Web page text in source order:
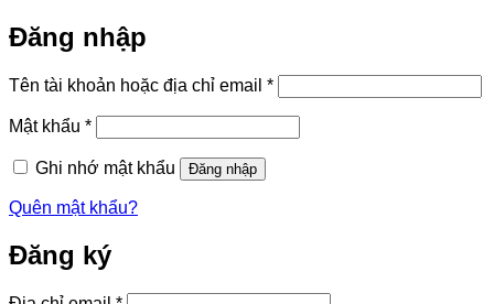
Đăng nhập
Tên tài khoản hoặc địa chỉ email *Bắt
buộc
Mật khẩu *Bắt
buộc
Ghi nhớ mật khẩu
Đăng nhập
Quên mật khẩu?
Đăng ký